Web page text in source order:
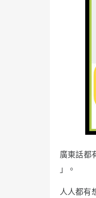
廣東話都
」。
人人都有